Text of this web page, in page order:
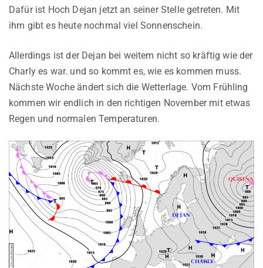
Dafür ist Hoch Dejan jetzt an seiner Stelle getreten. Mit
ihm gibt es heute nochmal viel Sonnenschein.
Allerdings ist der Dejan bei weitem nicht so kräftig wie der
Charly es war. und so kommt es, wie es kommen muss.
Nächste Woche ändert sich die Wetterlage. Vom Frühling
kommen wir endlich in den richtigen November mit etwas
Regen und normalen Temperaturen.